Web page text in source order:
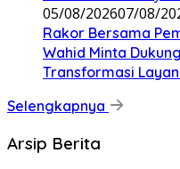
05/08/202607/08/
Rakor Bersama
Wahid Minta
Transformasi
Selengkapnya
Arsip Berita